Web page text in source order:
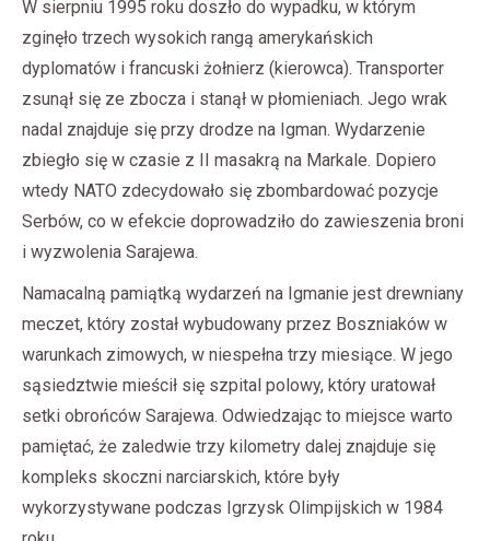
W sierpniu 1995 roku doszło do wypadku, w którym
zginęło trzech wysokich rangą amerykańskich
dyplomatów i francuski żołnierz (kierowca). Transporter
zsunął się ze zbocza i stanął w płomieniach. Jego wrak
nadal znajduje się przy drodze na Igman. Wydarzenie
zbiegło się w czasie z II masakrą na Markale. Dopiero
wtedy NATO zdecydowało się zbombardować pozycje
Serbów, co w efekcie doprowadziło do zawieszenia broni
i wyzwolenia Sarajewa.
Namacalną pamiątką wydarzeń na Igmanie jest drewniany
meczet, który został wybudowany przez Boszniaków w
warunkach zimowych, w niespełna trzy miesiące. W jego
sąsiedztwie mieścił się szpital polowy, który uratował
setki obrońców Sarajewa. Odwiedzając to miejsce warto
pamiętać, że zaledwie trzy kilometry dalej znajduje się
kompleks skoczni narciarskich, które były
wykorzystywane podczas Igrzysk Olimpijskich w 1984